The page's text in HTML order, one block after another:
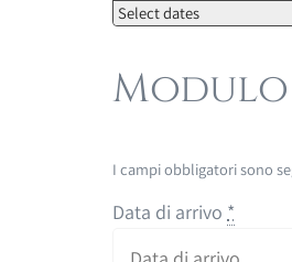
Select dates
I campi obbligatori sono
Data di arrivo *